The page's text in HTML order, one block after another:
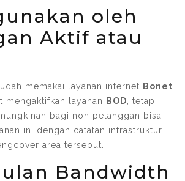
oleh
Aktif atau
memakai layanan internet Bonet
mengaktifkan layanan
BOD , tetapi
bagi non pelanggan bisa
ini dengan catatan infrastruktur
area tersebut.
Bandwidth